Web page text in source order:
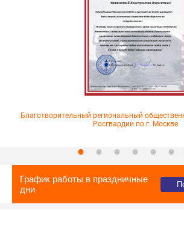
Благотворительный региональный
Росгвардии по г. Москве
График работы в праздничные
дни